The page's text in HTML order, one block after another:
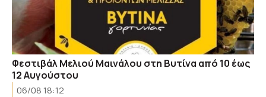
Φεστιβάλ Μελιού Μαινάλου στη Βυτίνα από 10 έως
12 Αυγούστου
06/08 18:12